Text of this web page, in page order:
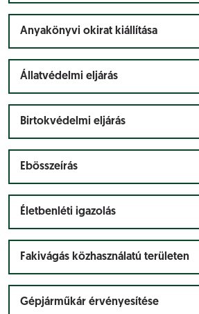
Anyakönyvi okirat kiállítása
Állatvédelmi eljárás
Birtokvédelmi eljárás
Ebösszeírás
Életbenléti igazolás
Fakivágás közhasználatú területen
Gépjárműkár érvényesítése